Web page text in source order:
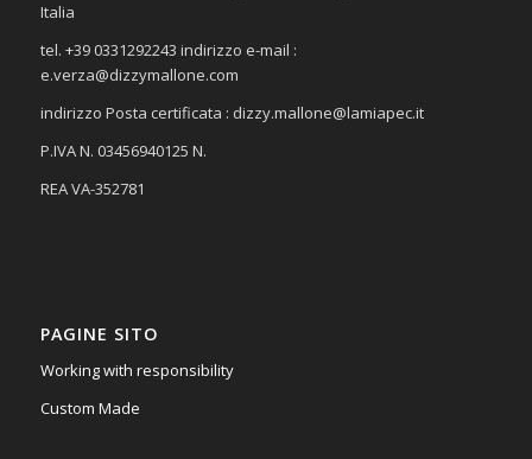
Italia
tel. +39 0331292243 indirizzo e-mail :
e.verza@dizzymallone.com
indirizzo Posta certificata : dizzy.mallone@lamiapec.it
P.IVA N. 03456940125 N.
REA VA-352781
PAGINE SITO
Working with responsibility
Custom Made